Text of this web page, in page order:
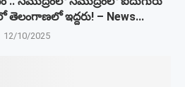
తెలంగాణలో ఇద్దరు! – News...
12/10/2025